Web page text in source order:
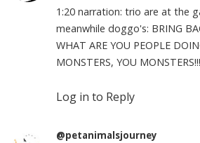
1:20 narration: trio are at the
meanwhile doggo's: BRING
WHAT ARE YOU PEOPLE
MONSTERS, YOU MONSTERS!!!
Log in to Reply
@petanimalsjourney